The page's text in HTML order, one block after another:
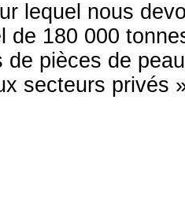
lequel nous
de 180 000
de pièces de
secteurs privés